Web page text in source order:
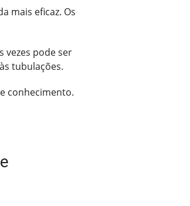
mais eficaz. Os
vezes pode ser
tubulações.
conhecimento.